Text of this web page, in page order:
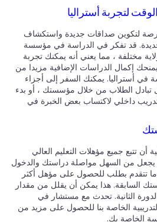
لتجربة أستراليا
لتكوين صداقات جديدة واستكشاف
قد تفكر في الدراسة في مؤسسة
، مما يعني أنه يمكنك تجربة
إكمال الدراسات الإضافية مزيدا من
أستراليا. يمكنك السفر إلى أجزاء
الطلاب من خلال مؤسستك ، أو بدء
داخلي لاكتساب بعض الخبرة في
جميع مؤهلات التعليم العالي
من السهل مواصلة دراستك والدخول
بطلب للحصول على مؤهل أكثر
هذا يمكن أن يقلل من مقدار
الثانية. تحدث مع مستشار في
الخاصة بنا للحصول على مزيد من
بك.